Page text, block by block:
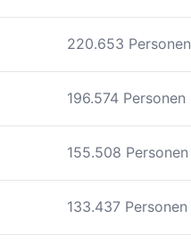
220.653 Personen
196.574 Personen
155.508 Personen
133.437 Personen